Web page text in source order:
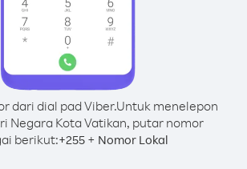
dari dial pad Viber.Untuk menelepon
Negara Kota Vatikan, putar nomor
berikut:+255+ Nomor Lokal